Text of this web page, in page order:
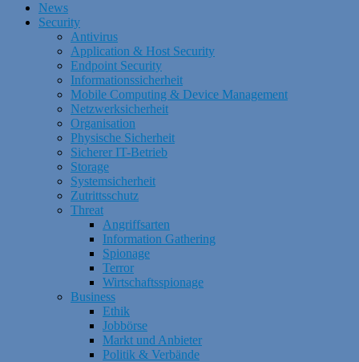
News
Security
Antivirus
Application & Host Security
Endpoint Security
Informationssicherheit
Mobile Computing & Device Management
Netzwerksicherheit
Organisation
Physische Sicherheit
Sicherer IT-Betrieb
Storage
Systemsicherheit
Zutrittsschutz
Threat
Angriffsarten
Information Gathering
Spionage
Terror
Wirtschaftsspionage
Business
Ethik
Jobbörse
Markt und Anbieter
Politik & Verbände